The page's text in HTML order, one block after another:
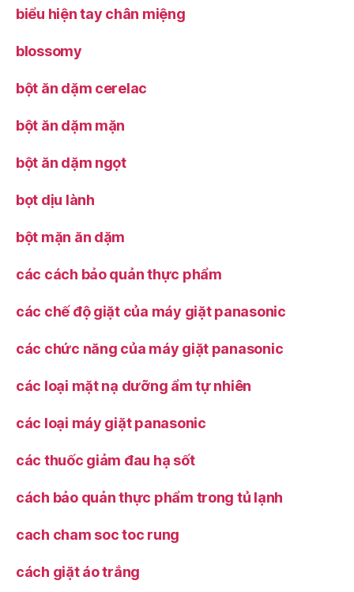
biểu hiện tay chân miệng
blossomy
bột ăn dặm cerelac
bột ăn dặm mặn
bột ăn dặm ngọt
bọt dịu lành
bột mặn ăn dặm
các cách bảo quản thực phẩm
các chế độ giặt của máy giặt panasonic
các chức năng của máy giặt panasonic
các loại mặt nạ dưỡng ẩm tự nhiên
các loại máy giặt panasonic
các thuốc giảm đau hạ sốt
cách bảo quản thực phẩm trong tủ lạnh
cach cham soc toc rung
cách giặt áo trắng